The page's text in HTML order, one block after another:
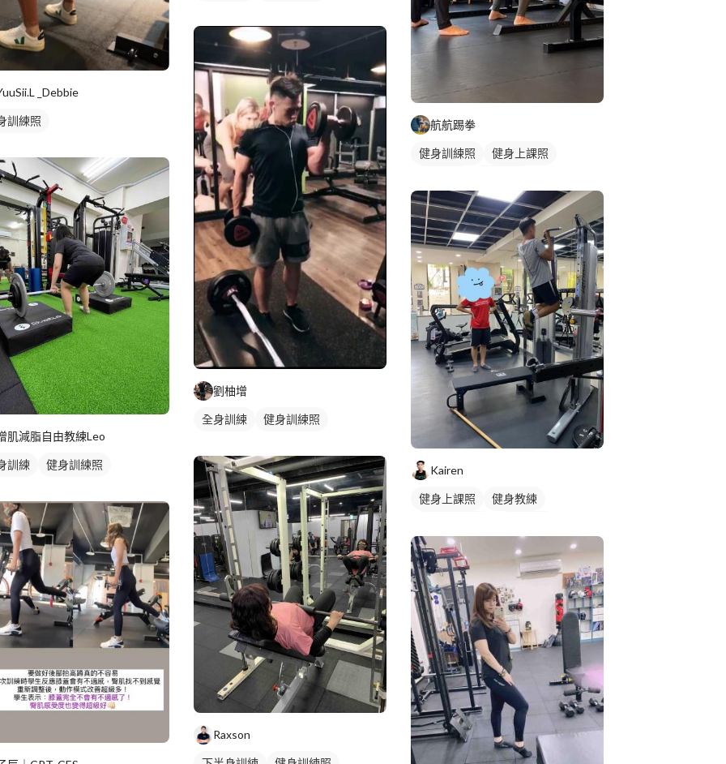
_Debbie
訓練照
肌減脂自由教練Leo
訓練 健身訓練照
劉柚增
全身訓練 健身訓練照
Raxson
航航踢拳
健身訓練照
健身上課照
Kairen
健身上課照
健身教練
健身課程
重訓課程
背部訓練
下半身訓練